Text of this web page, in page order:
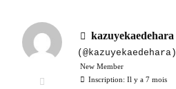
kazuyekaedehara
(@kazuyekaedehara)
New Member
Inscription: Il y a 7 mois